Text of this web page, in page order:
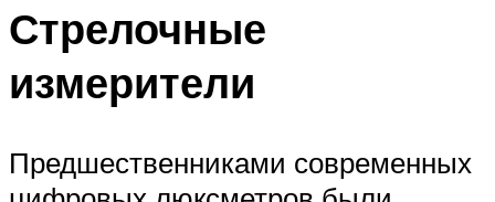
Стрелочные
измерители
Предшественниками современных